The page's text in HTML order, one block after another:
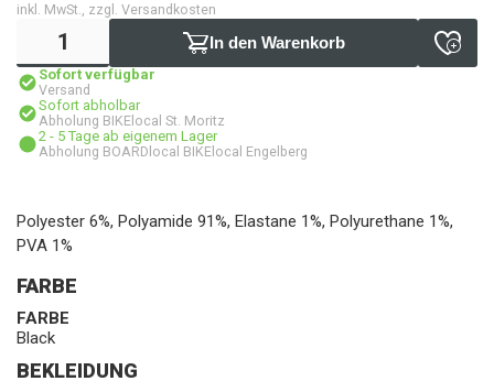
inkl. MwSt., zzgl. Versandkosten
In den Warenkorb
Sofort verfügbar
Versand
Sofort abholbar
Abholung BIKElocal St. Moritz
2 - 5 Tage ab eigenem Lager
Abholung BOARDlocal BIKElocal Engelberg
Polyester 6%, Polyamide 91%, Elastane 1%, Polyurethane 1%,
PVA 1%
FARBE
FARBE
Black
BEKLEIDUNG